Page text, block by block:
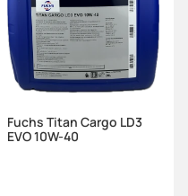
Fuchs Titan Cargo LD3
EVO 10W-40